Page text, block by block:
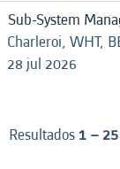
Sub-System
Charleroi, WHT,
28 jul 2026
Resultados1 – 25